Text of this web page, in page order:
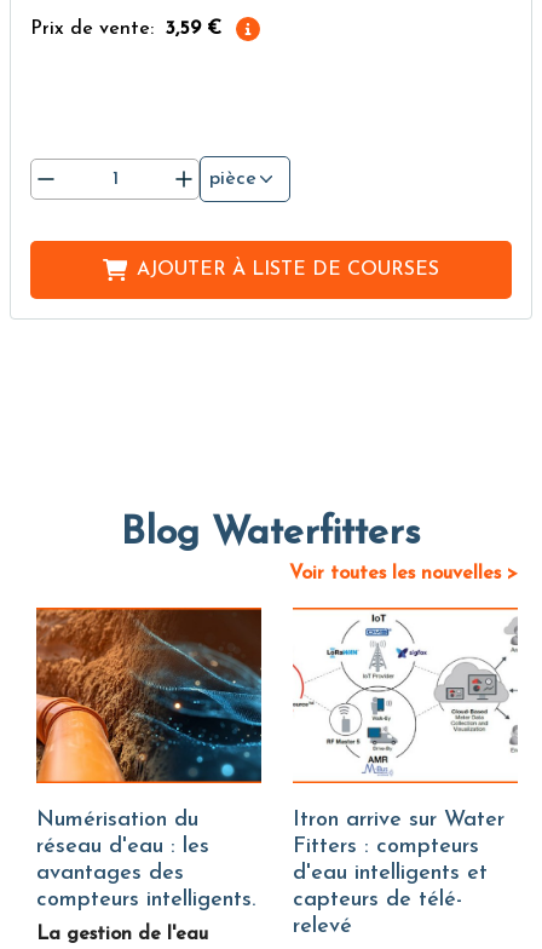
Prix de vente: 3,59 €
pièce
AJOUTER À LISTE DE COURSES
Blog Waterfitters
Voir toutes les nouvelles >
Numérisation du
réseau d'eau : les
avantages des
compteurs intelligents.
La gestion de l'eau
Itron arrive sur Water
Fitters : compteurs
d'eau intelligents et
capteurs de télé-
relevé